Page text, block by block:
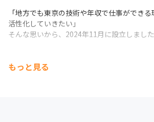
「地方でも東京の技術や年収で仕事ができ
活性化していきたい」
そんな思いから、2024年11月に設立しました
ジタル人材の雇用・育成を推進しています。
もっと見る